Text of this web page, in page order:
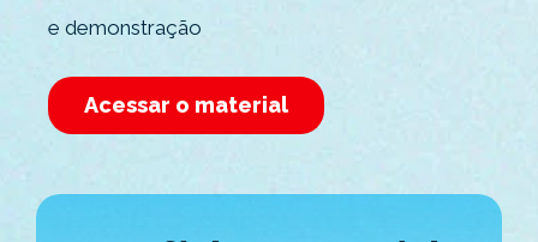
e demonstração
Acessar o material